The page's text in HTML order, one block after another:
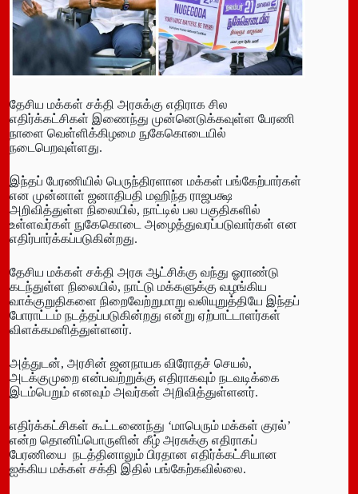
தேசிய மக்கள் சக்தி அரசுக்கு எதிராக சில
எதிர்க்கட்சிகள் இணைந்து முன்னெடுக்கவுள்ள பேரணி
நாளை வெள்ளிக்கிழமை நுகேகொடையில்
நடைபெறவுள்ளது.
இந்தப் பேரணியில் பெருந்திரளான மக்கள் பங்கேற்பார்கள்
என முன்னாள் ஜனாதிபதி மஹிந்த ராஜபக்ஷ
அறிவித்துள்ள நிலையில், நாட்டில் பல பகுதிகளில்
உள்ளவர்கள் நுகேகொடை அழைத்துவரப்படுவார்கள் என
எதிர்பார்க்கப்படுகின்றது.
தேசிய மக்கள் சக்தி அரசு ஆட்சிக்கு வந்து ஓராண்டு
கடந்துள்ள நிலையில், நாட்டு மக்களுக்கு வழங்கிய
வாக்குறுதிகளை நிறைவேற்றுமாறு வலியுறுத்தியே இந்தப்
போராட்டம் நடத்தப்படுகின்றது என்று ஏற்பாட்டாளர்கள்
விளக்கமளித்துள்ளனர்.
அத்துடன், அரசின் ஜனநாயக விரோதச் செயல்,
அடக்குமுறை என்பவற்றுக்கு எதிராகவும் நடவடிக்கை
இடம்பெறும் எனவும் அவர்கள் அறிவித்துள்ளனர்.
எதிர்க்கட்சிகள் கூட்டணைந்து ‘மாபெரும் மக்கள் குரல்’
என்ற தொனிப்பொருளின் கீழ் அரசுக்கு எதிராகப்
பேரணியை நடத்தினாலும் பிரதான எதிர்க்கட்சியான
ஐக்கிய மக்கள் சக்தி இதில் பங்கேற்கவில்லை.